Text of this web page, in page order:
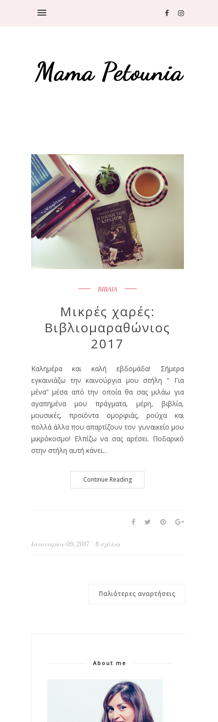
ΒΙΒΛΙΑ
Μικρές χαρές:
Βιβλιομαραθώνιος
2017
Καλημέρα και καλή εβδομάδα! Σήμερα
εγκαινιάζω την καινούργια μου στήλη “ Για
μένα” μέσα από την οποία θα σας μιλάω για
αγαπημένα μου πράγματα, μέρη, βιβλία,
μουσικές, προϊόντα ομορφιάς, ρούχα και
πολλά άλλα που απαρτίζουν τον γυναικείο μου
μικρόκοσμο! Ελπίζω να σας αρέσει. Ποδαρικό
στην στήλη αυτή κάνει...
Continue Reading
Ιανουαρίου 09, 2017 8 σχόλια
Παλιότερες αναρτήσεις
About me